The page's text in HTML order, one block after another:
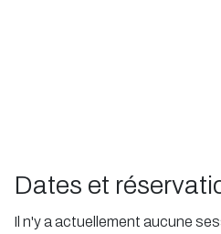
Dates et
Il n'y a actuellement aucune